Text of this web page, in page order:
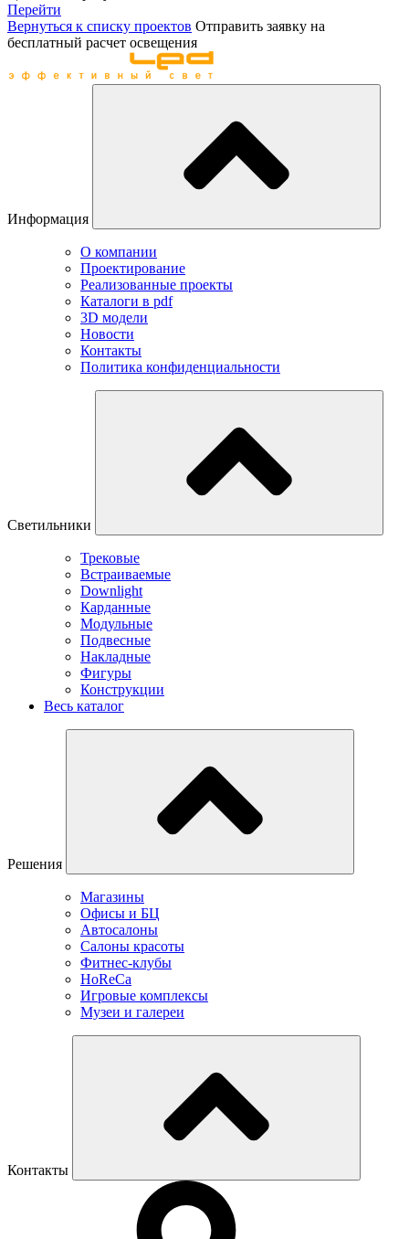
Перейти
Вернуться к списку проектов Отправить заявку на
бесплатный расчет освещения
Информация
О компании
Проектирование
Реализованные проекты
Каталоги в pdf
3D модели
Новости
Контакты
Политика конфиденциальности
Светильники
Трековые
Встраиваемые
Downlight
Карданные
Модульные
Подвесные
Накладные
Фигуры
Конструкции
Весь каталог
Решения
Магазины
Офисы и БЦ
Автосалоны
Салоны красоты
Фитнес-клубы
HoReCa
Игровые комплексы
Музеи и галереи
Контакты